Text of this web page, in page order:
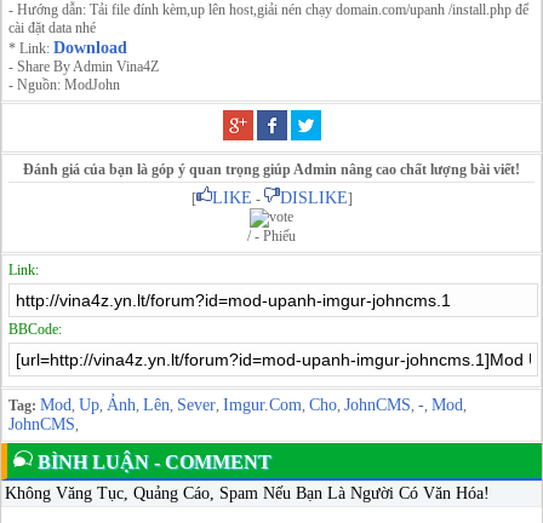
- Hướng dẫn: Tải file đính kèm,up lên host,giải nén chạy domain.com/upanh /install.php để
cài đặt data nhé
* Link: Download
- Share By Admin Vina4Z
- Nguồn: ModJohn
Đánh giá của bạn là góp ý quan trọng giúp Admin nâng cao chất lượng bài viết!
[
LIKE - DISLIKE]
/ - Phiếu
Link:
BBCode:
Tag: Mod, Up, Ảnh, Lên, Sever, Imgur.Com, Cho, JohnCMS, -, Mod,
JohnCMS,
BÌNH LUẬN - COMMENT
Không Văng Tục, Quảng Cáo, Spam Nếu Bạn Là Người Có Văn Hóa!